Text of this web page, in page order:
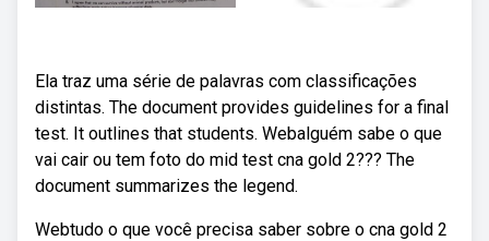
Ela traz uma série de palavras com classificações
distintas. The document provides guidelines for a final
test. It outlines that students. Webalguém sabe o que
vai cair ou tem foto do mid test cna gold 2??? The
document summarizes the legend.
Webtudo o que você precisa saber sobre o cna gold 2